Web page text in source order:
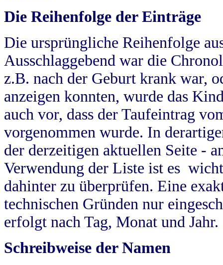
Die Reihenfolge der Einträge
Die ursprüngliche Reihenfolge
Ausschlaggebend war die
z.B. nach der Geburt krank war,
anzeigen konnten, wurde das
auch vor, dass der Taufeintrag
vorgenommen wurde. In
der derzeitigen aktuellen Seite -
Verwendung der Liste ist es
dahinter zu überprüfen. Eine
technischen Gründen nur
erfolgt nach Tag, Monat und Jahr.
Schreibweise der Namen